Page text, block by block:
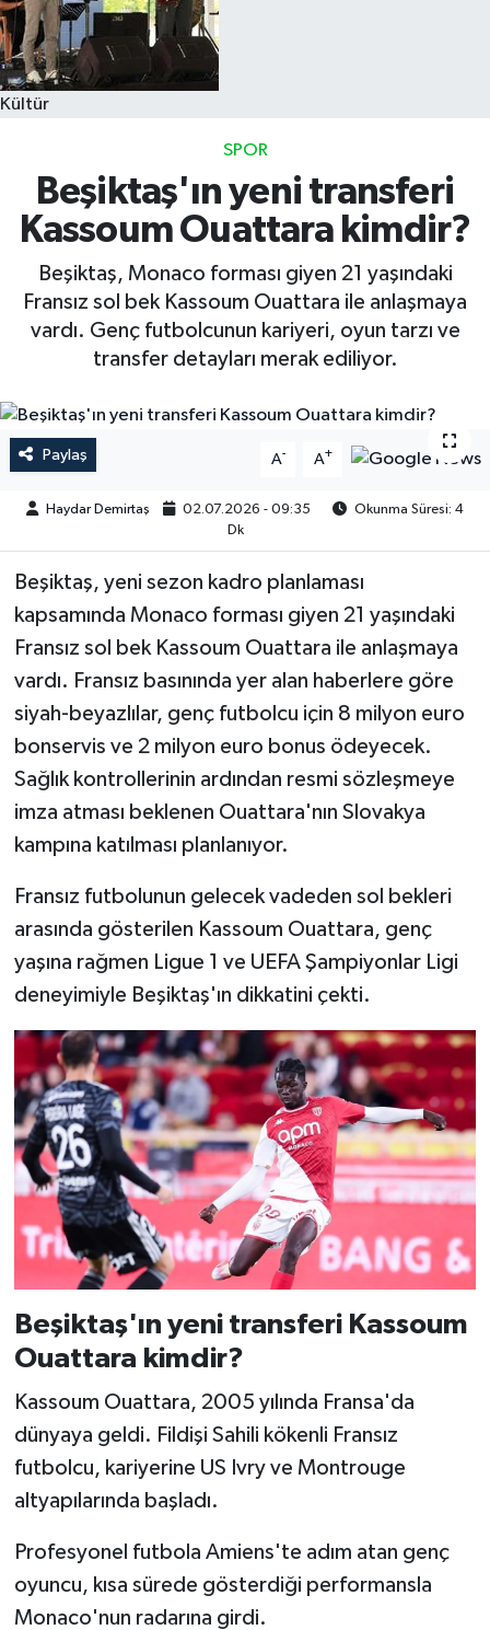
Kültür
SPOR
Beşiktaş'ın yeni transferi
Kassoum Ouattara kimdir?
Beşiktaş, Monaco forması giyen 21 yaşındaki
Fransız sol bek Kassoum Ouattara ile anlaşmaya
vardı. Genç futbolcunun kariyeri, oyun tarzı ve
transfer detayları merak ediliyor.
Paylaş A- A+
Haydar Demirtaş 02.07.2026 - 09:35
Okunma Süresi: 4
Dk
Beşiktaş, yeni sezon kadro planlaması
kapsamında Monaco forması giyen 21 yaşındaki
Fransız sol bek Kassoum Ouattara ile anlaşmaya
vardı. Fransız basınında yer alan haberlere göre
siyah-beyazlılar, genç futbolcu için 8 milyon euro
bonservis ve 2 milyon euro bonus ödeyecek.
Sağlık kontrollerinin ardından resmi sözleşmeye
imza atması beklenen Ouattara'nın Slovakya
kampına katılması planlanıyor.
Fransız futbolunun gelecek vadeden sol bekleri
arasında gösterilen Kassoum Ouattara, genç
yaşına rağmen Ligue 1 ve UEFA Şampiyonlar Ligi
deneyimiyle Beşiktaş'ın dikkatini çekti.
Beşiktaş'ın yeni transferi Kassoum
Ouattara kimdir?
Kassoum Ouattara, 2005 yılında Fransa'da
dünyaya geldi. Fildişi Sahili kökenli Fransız
futbolcu, kariyerine US Ivry ve Montrouge
altyapılarında başladı.
Profesyonel futbola Amiens'te adım atan genç
oyuncu, kısa sürede gösterdiği performansla
Monaco'nun radarına girdi.